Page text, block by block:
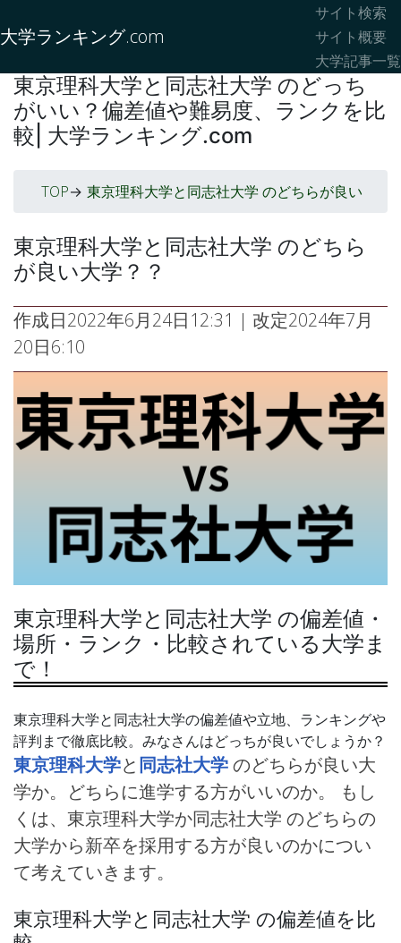
大学ランキング.com
サイト検索
サイト概要
大学記事一覧
東京理科大学と同志社大学 のどっち
がいい？偏差値や難易度、ランクを比
較| 大学ランキング.com
TOP-> 東京理科大学と同志社大学 のどちらが良い
東京理科大学と同志社大学 のどちら
が良い大学？？
作成日2022年6月24日12:31 | 改定2024年7月
20日6:10
東京理科大学と同志社大学 の偏差値・
場所・ランク・比較されている大学ま
で！
東京理科大学と同志社大学の偏差値や立地、ランキングや
評判まで徹底比較。みなさんはどっちが良いでしょうか？
東京理科大学と同志社大学のどちらが良い大
学か。どちらに進学する方がいいのか。 もし
くは、東京理科大学か同志社大学 のどちらの
大学から新卒を採用する方が良いのかについ
て考えていきます。
東京理科大学と同志社大学 の偏差値を比